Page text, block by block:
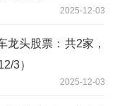
2025-12-03
龙头股票：共2家，
3）
2025-12-03